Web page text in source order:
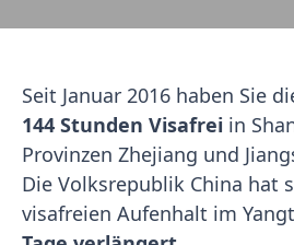
Seit Januar 2016 haben Sie
144 Stunden Visafrei in
Provinzen Zhejiang und
Die Volksrepublik China hat
visafreien Aufenhalt im